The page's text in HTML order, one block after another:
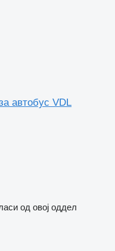
автобус VDL
од овој оддел